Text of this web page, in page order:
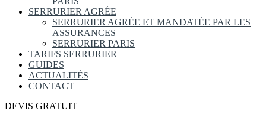
SERRURIER AGRÉE
SERRURIER AGRÉE ET MANDATÉE PAR LES
ASSURANCES
SERRURIER PARIS
TARIFS SERRURIER
GUIDES
ACTUALITÉS
CONTACT
DEVIS GRATUIT